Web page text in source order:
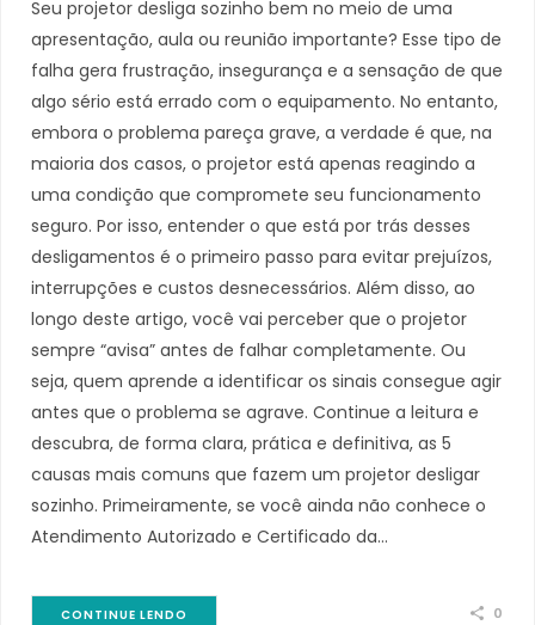
Seu projetor desliga sozinho bem no meio de uma
apresentação, aula ou reunião importante? Esse tipo de
falha gera frustração, insegurança e a sensação de que
algo sério está errado com o equipamento. No entanto,
embora o problema pareça grave, a verdade é que, na
maioria dos casos, o projetor está apenas reagindo a
uma condição que compromete seu funcionamento
seguro. Por isso, entender o que está por trás desses
desligamentos é o primeiro passo para evitar prejuízos,
interrupções e custos desnecessários. Além disso, ao
longo deste artigo, você vai perceber que o projetor
sempre “avisa” antes de falhar completamente. Ou
seja, quem aprende a identificar os sinais consegue agir
antes que o problema se agrave. Continue a leitura e
descubra, de forma clara, prática e definitiva, as 5
causas mais comuns que fazem um projetor desligar
sozinho. Primeiramente, se você ainda não conhece o
Atendimento Autorizado e Certificado da…
CONTINUE LENDO 0